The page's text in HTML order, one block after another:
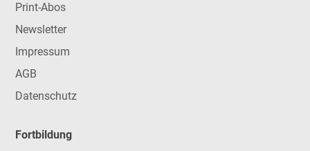
Print-Abos
Newsletter
Impressum
AGB
Datenschutz
Fortbildung